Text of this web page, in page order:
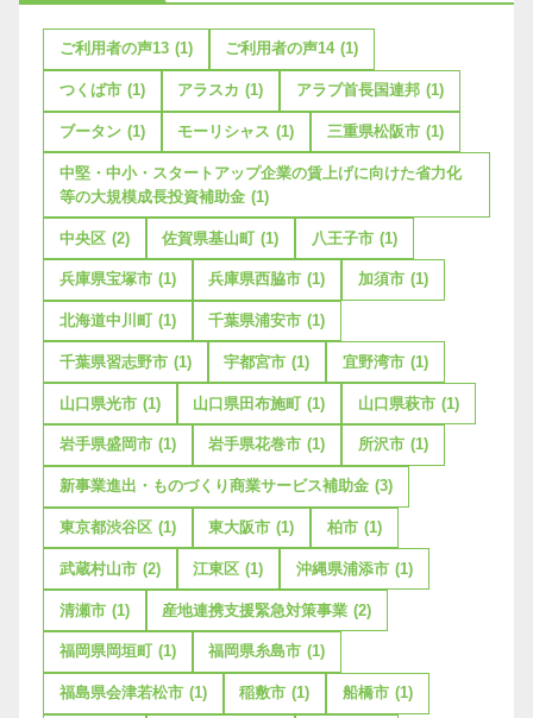
ご利用者の声13 (1) ご利用者の声14 (1)
つくば市 (1) アラスカ (1) アラブ首長国連邦 (1)
ブータン (1) モーリシャス (1) 三重県松阪市 (1)
中堅・中小・スタートアップ企業の賃上げに向けた省力化
等の大規模成長投資補助金 (1)
中央区 (2) 佐賀県基山町 (1) 八王子市 (1)
兵庫県宝塚市 (1) 兵庫県西脇市 (1) 加須市 (1)
北海道中川町 (1) 千葉県浦安市 (1)
千葉県習志野市 (1) 宇都宮市 (1) 宜野湾市 (1)
山口県光市 (1) 山口県田布施町 (1) 山口県萩市 (1)
岩手県盛岡市 (1) 岩手県花巻市 (1) 所沢市 (1)
新事業進出・ものづくり商業サービス補助金 (3)
東京都渋谷区 (1) 東大阪市 (1) 柏市 (1)
武蔵村山市 (2) 江東区 (1) 沖縄県浦添市 (1)
清瀬市 (1) 産地連携支援緊急対策事業 (2)
福岡県岡垣町 (1) 福岡県糸島市 (1)
福島県会津若松市 (1) 稲敷市 (1) 船橋市 (1)